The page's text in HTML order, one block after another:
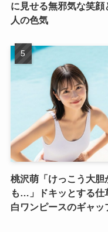
に見せる無邪気な笑顔
人の色気
桃沢萌「けっこう大胆
も…」ドキッとする仕
白ワンピースのギャッ